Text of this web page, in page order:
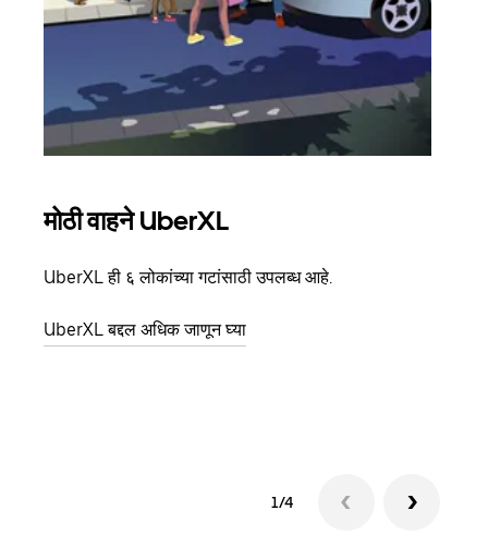
मोठी वाहने UberXL
UberXL ही ६ लोकांच्या गटांसाठी उपलब्ध आहे.
UberXL बद्दल अधिक जाणून घ्या
1/4